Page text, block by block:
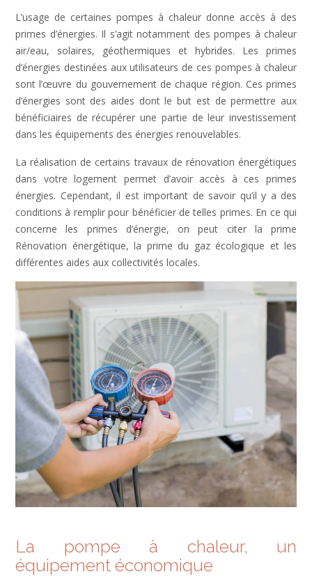
L’usage de certaines pompes à chaleur donne accès à des
primes d’énergies. Il s’agit notamment des pompes à chaleur
air/eau, solaires, géothermiques et hybrides. Les primes
d’énergies destinées aux utilisateurs de ces pompes à chaleur
sont l’œuvre du gouvernement de chaque région. Ces primes
d’énergies sont des aides dont le but est de permettre aux
bénéficiaires de récupérer une partie de leur investissement
dans les équipements des énergies renouvelables.
La réalisation de certains travaux de rénovation énergétiques
dans votre logement permet d’avoir accès à ces primes
énergies. Cependant, il est important de savoir qu’il y a des
conditions à remplir pour bénéficier de telles primes. En ce qui
concerne les primes d’énergie, on peut citer la prime
Rénovation énergétique, la prime du gaz écologique et les
différentes aides aux collectivités locales.
La pompe à chaleur, un
équipement économique